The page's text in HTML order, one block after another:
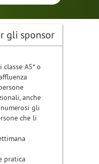
gli sponsor
A5* o
anche
gli
che li
pratica